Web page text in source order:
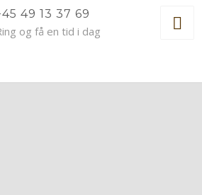
49 13 37 69
og få en tid i dag